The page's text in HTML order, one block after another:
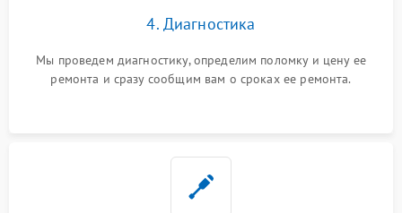
4. Диагностика
Мы проведем диагностику, определим поломку и цену ее
ремонта и сразу сообщим вам о сроках ее ремонта.